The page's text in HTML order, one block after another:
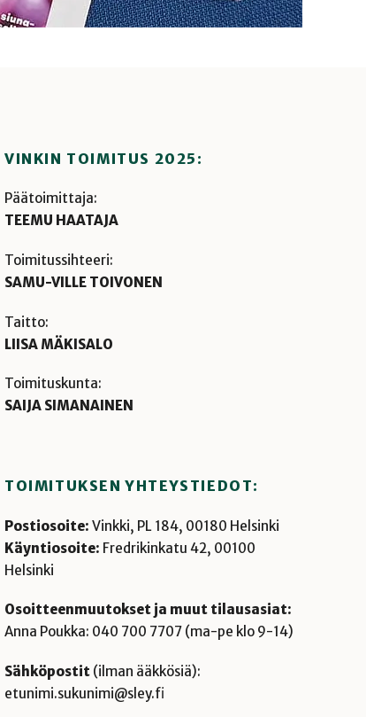
VINKIN TOIMITUS 2025:
Päätoimittaja:
TEEMU HAATAJA
Toimitussihteeri:
SAMU-VILLE TOIVONEN
Taitto:
LIISA MÄKISALO
Toimituskunta:
SAIJA SIMANAINEN
TOIMITUKSEN YHTEYSTIEDOT:
Postiosoite: Vinkki, PL 184, 00180 Helsinki
Käyntiosoite: Fredrikinkatu 42, 00100
Helsinki
Osoitteenmuutokset ja muut tilausasiat:
Anna Poukka: 040 700 7707 (ma-pe klo 9-14)
Sähköpostit(ilman ääkkösiä):
etunimi.sukunimi@sley.fi